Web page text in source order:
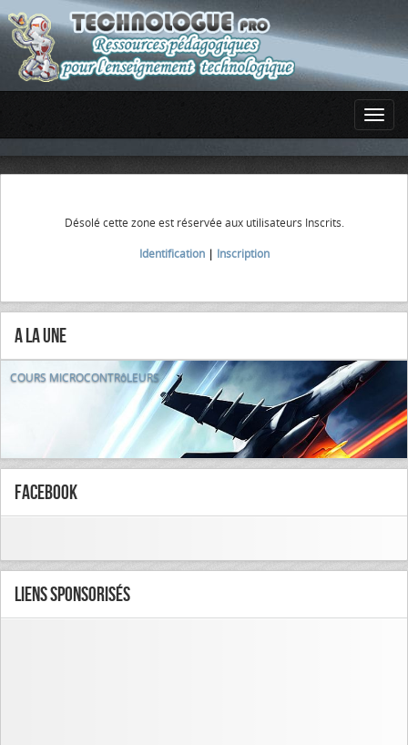
Désolé cette zone est réservée aux utilisateurs Inscrits.
Identification| Inscription
A la Une
COURS MICROCONTRôLEURS
FaceBook
Liens Sponsorisés